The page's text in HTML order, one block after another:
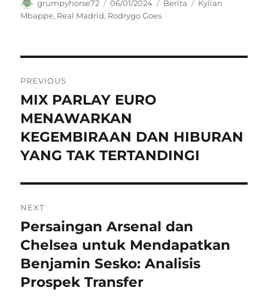
Author
grumpyhorse72
Posted
on
06/01/2024 Categories
Berita Tags
Kylian
Mbappe, Real Madrid, Rodrygo Goes
pos
PREVIOUS
Previous
post:
MIX PARLAY EURO
MENAWARKAN
KEGEMBIRAAN DAN HIBURAN
YANG TAK TERTANDINGI
NEXT
Next
post:
Persaingan Arsenal dan
Chelsea untuk Mendapatkan
Benjamin Sesko: Analisis
Prospek Transfer